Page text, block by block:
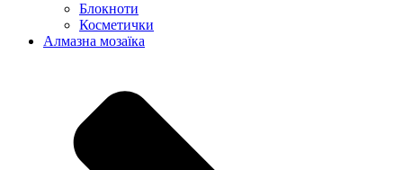
Блокноти
Косметички
Алмазна мозаїка